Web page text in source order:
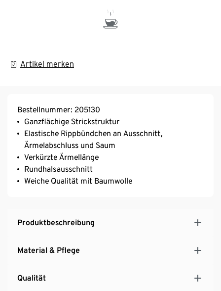
Artikel merken
Bestellnummer: 205130
Ganzflächige Strickstruktur
Elastische Rippbündchen an Ausschnitt,
Ärmelabschluss und Saum
Verkürzte Ärmellänge
Rundhalsausschnitt
Weiche Qualität mit Baumwolle
Produktbeschreibung
Material & Pflege
Qualität